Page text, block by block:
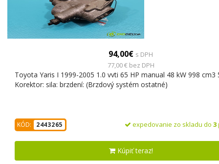
94,00€ s DPH
77,00 € bez DPH
Toyota Yaris I 1999-2005 1.0 vvti 65 HP manual 48 kW 998 cm3
Korektor: sila: brzdení: (Brzdový systém ostatné)
KÓD: 2443265 expedovanie zo skladu do 3
Kúpiť teraz!